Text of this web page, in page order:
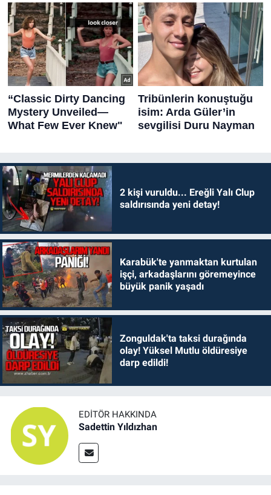
2 kişi vuruldu... Ereğli Yalı Clup
saldırısında yeni detay!
Karabük'te yanmaktan kurtulan
işçi, arkadaşlarını göremeyince
büyük panik yaşadı
Zonguldak'ta taksi durağında
olay! Yüksel Mutlu öldüresiye
darp edildi!
EDITÖR HAKKINDA
Sadettin Yıldızhan